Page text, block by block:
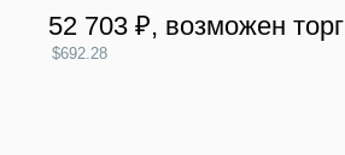
52 703 ₽, возможен торг
$692.28